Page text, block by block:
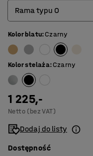
1200
1400
1600
1800
Rama typu O
Rama na 4 nogach
Rama typu O
Rama typu T
Kolor blatu:Czarny
Kolor stelaża:Czarny
1 225,-
Netto (bez VAT)
Dodaj do listy
Dostępność